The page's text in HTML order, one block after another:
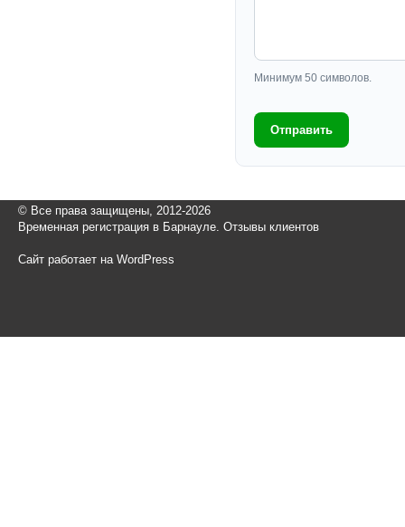
Минимум 50 символов.
Отправить
© Все права защищены, 2012-2026
Временная регистрация в Барнауле. Отзывы клиентов
Сайт работает на WordPress